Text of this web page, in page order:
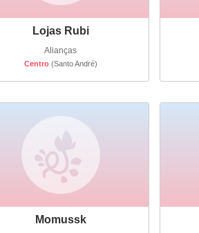
Lojas Rubi
Alianças
Centro(Santo André)
Momussk